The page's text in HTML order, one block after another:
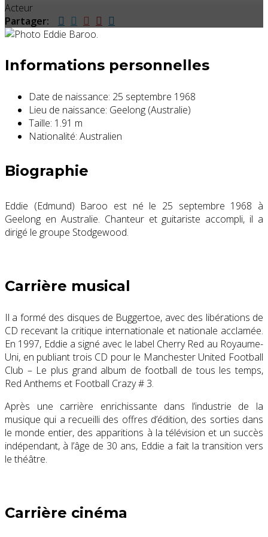
Acteur
Partager:
Informations personnelles
Date de naissance: 25 septembre 1968
Lieu de naissance: Geelong (Australie)
Taille: 1.91 m
Nationalité: Australien
Biographie
Eddie (Edmund) Baroo est né le 25 septembre 1968 à
Geelong en Australie. Chanteur et guitariste accompli, il a
dirigé le groupe Stodgewood.
Carrière musical
Il a formé des disques de Buggertoe, avec des libérations de
CD recevant la critique internationale et nationale acclamée.
En 1997, Eddie a signé avec le label Cherry Red au Royaume-
Uni, en publiant trois CD pour le Manchester United Football
Club – Le plus grand album de football de tous les temps,
Red Anthems et Football Crazy # 3.
Après une carrière enrichissante dans l’industrie de la
musique qui a recueilli des offres d’édition, des sorties dans
le monde entier, des apparitions à la télévision et un succès
indépendant, à l’âge de 30 ans, Eddie a fait la transition vers
le théâtre.
Carrière cinéma